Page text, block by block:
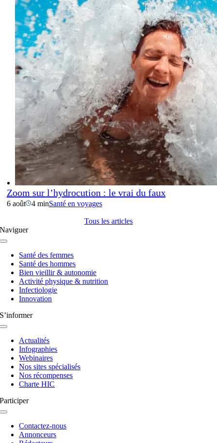
Zoom sur l’hydrocution : le vrai du faux
6 août 4 minSanté en voyages
Tous les articles
Naviguer
Navigation
basculeSanté des femmes
Santé des hommes
Bien vieillir & autonomie
Activité physique & nutrition
Infectiologie
Innovation
S’informer
Navigation
basculeActualités
Infographies
Webinaires
Nos sites spécialisés
Nos récompenses
Charte HIC
Participer
Navigation
basculeContactez-nous
Annonceurs